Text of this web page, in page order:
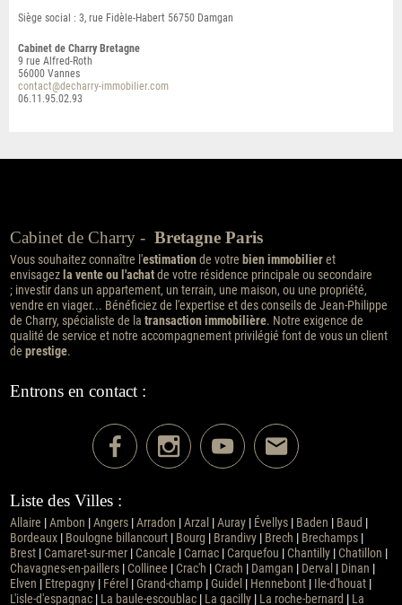
Siège social : 3, rue Fidèle-Habert 56750 Damgan
Cabinet de Charry Bretagne
9 rue Alfred-Roth
56000 Vannes
contact@decharry-immobilier.com
06.11.95.02.93
Cabinet de Charry - Bretagne Paris
Vous souhaitez connaître l'estimationde votre bien immobilieret
envisagezla vente ou l'achatde votre résidence principale ou secondaire
; investir dans un appartement, un terrain, une maison, ou une propriété,
vendre en viager... Bénéficiez de l'expertise et des conseils de Jean-Philippe
de Charry, spécialiste de la transaction immobilière. Notre exigence de
qualité de service et notre accompagnement privilégié font de vous un client
de prestige.
Entrons en contact :
Liste des Villes :
Allaire |Ambon |Angers|Arradon |Arzal |Auray| Évellys| Baden | Baud |
Bordeaux| Boulogne billancourt| Bourg | Brandivy| Brech | Brechamps|
Brest|Camaret-sur-mer|Cancale |Carnac|Carquefou |Chantilly|Chatillon |
Chavagnes-en-paillers|Collinee |Crac'h |Crach | Damgan | Derval | Dinan |
Elven | Etrepagny| Férel |Grand-champ|Guidel | Hennebont| Ile-d'houat|
L'isle-d'espagnac| La baule-escoublac| La gacilly| La roche-bernard | La